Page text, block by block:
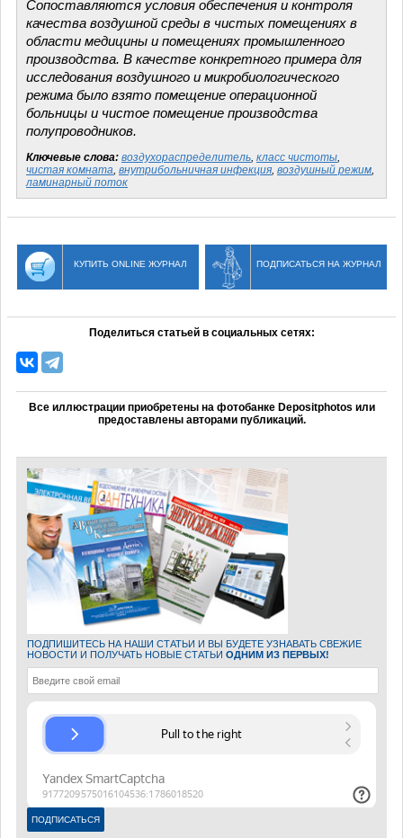
Сопоставляются условия обеспечения и контроля
качества воздушной среды в чистых помещениях в
области медицины и помещениях промышленного
производства. В качестве конкретного примера для
исследования воздушного и микробиологического
режима было взято помещение операционной
больницы и чистое помещение производства
полупроводников.
Ключевые слова: воздухораспределитель, класс чистоты,
чистая комната, внутрибольничная инфекция, воздушный режим,
ламинарный поток
КУПИТЬ ONLINE ЖУРНАЛ ПОДПИСАТЬСЯ НА ЖУРНАЛ
Поделиться статьей в социальных сетях:
Все иллюстрации приобретены на фотобанке Depositphotos или
предоставлены авторами публикаций.
ПОДПИШИТЕСЬ НА НАШИ СТАТЬИ И ВЫ БУДЕТЕ УЗНАВАТЬ СВЕЖИЕ
НОВОСТИ И ПОЛУЧАТЬ НОВЫЕ СТАТЬИ ОДНИМ ИЗ ПЕРВЫХ!